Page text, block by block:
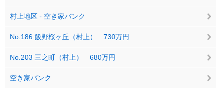
村上地区 - 空き家バンク
No.186 飯野桜ヶ丘（村上） 730万円
No.203 三之町（村上） 680万円
空き家バンク